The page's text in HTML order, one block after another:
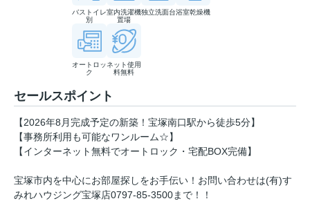
バストイレ
別
室内洗濯機
置場
独立洗面台浴室乾燥機
オートロッ
ク
ネット使用
料無料
セールスポイント
【2026年8月完成予定の新築！宝塚南口駅から徒歩5分】
【事務所利用も可能なワンルーム☆】
【インターネット無料でオートロック・宅配BOX完備】
宝塚市内を中心にお部屋探しをお手伝い！お問い合わせは(有)す
みれハウジング宝塚店0797-85-3500まで！！